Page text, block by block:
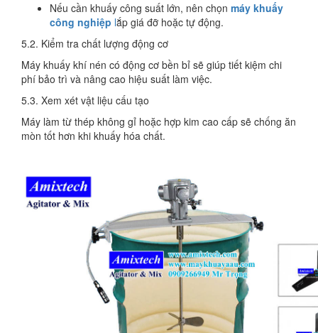
Nếu cần khuấy công suất lớn, nên chọn máy khuấy
công nghiệp lắp giá đỡ hoặc tự động.
5.2. Kiểm tra chất lượng động cơ
Máy khuấy khí nén có động cơ bền bỉ sẽ giúp tiết kiệm chi
phí bảo trì và nâng cao hiệu suất làm việc.
5.3. Xem xét vật liệu cấu tạo
Máy làm từ thép không gỉ hoặc hợp kim cao cấp sẽ chống ăn
mòn tốt hơn khi khuấy hóa chất.